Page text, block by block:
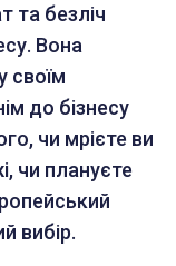
та безліч
Вона
своїм
до бізнесу
чи мрієте ви
чи плануєте
вибір.